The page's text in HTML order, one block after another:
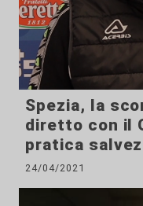
Spezia, la
diretto con il
pratica
24/04/2021